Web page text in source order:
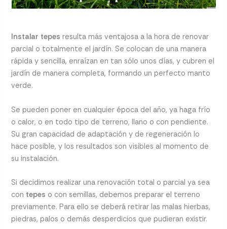
Instalar tepes resulta más ventajosa a la hora de renovar
parcial o totalmente el jardín. Se colocan de una manera
rápida y sencilla, enraízan en tan sólo unos días, y cubren el
jardín de manera completa, formando un perfecto manto
verde.
Se pueden poner en cualquier época del año, ya haga frío
o calor, o en todo tipo de terreno, llano o con pendiente.
Su gran capacidad de adaptación y de regeneración lo
hace posible, y los resultados son visibles al momento de
su instalación.
Si decidimos realizar una renovación total o parcial ya sea
con tepes o con semillas, debemos preparar el terreno
previamente. Para ello se deberá retirar las malas hierbas,
piedras, palos o demás desperdicios que pudieran existir.